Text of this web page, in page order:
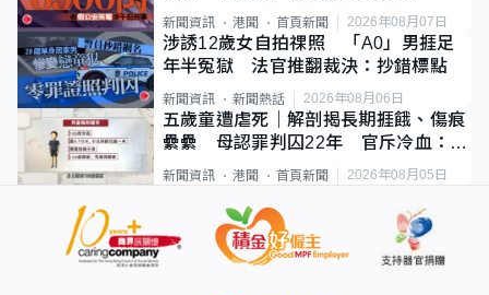
新聞資訊 港聞 首頁新聞 2026年08月07日
涉誘12歲女自拍祼照 「A0」男捱足
年半冤獄 法官推翻裁決：抄錯標點
新聞資訊 新聞熱話 2026年08月06日
五歲童遭虐死｜解剖揭長期捱餓、傷痕
纍纍 母認罪判囚22年 官斥冷血：同
類案最惡劣
新聞資訊 港聞 首頁新聞 2026年08月05日